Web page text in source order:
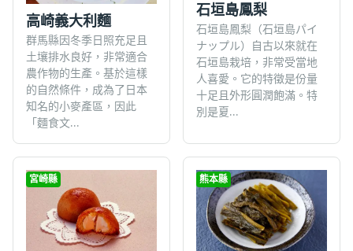
高崎義大利麵
群馬縣因冬季日照充足且
土壤排水良好，非常適合
農作物的生產。基於這樣
的自然條件，成為了日本
知名的小麥產區，因此
「麵食文...
石垣島鳳梨
石垣島鳳梨（石垣島パイ
ナップル）自古以來就在
石垣島栽培，非常受當地
人喜愛。它的特徵是份量
十足且外形圓潤飽滿。特
別是夏...
宮崎縣 熊本縣